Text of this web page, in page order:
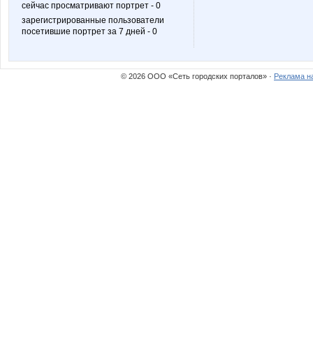
сейчас просматривают портрет - 0
зарегистрированные пользователи
посетившие портрет за 7 дней - 0
© 2026 ООО «Сеть городских порталов» · Реклама